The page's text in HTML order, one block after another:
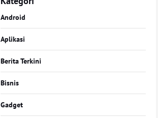
Android
Aplikasi
Berita Terkini
Bisnis
Gadget